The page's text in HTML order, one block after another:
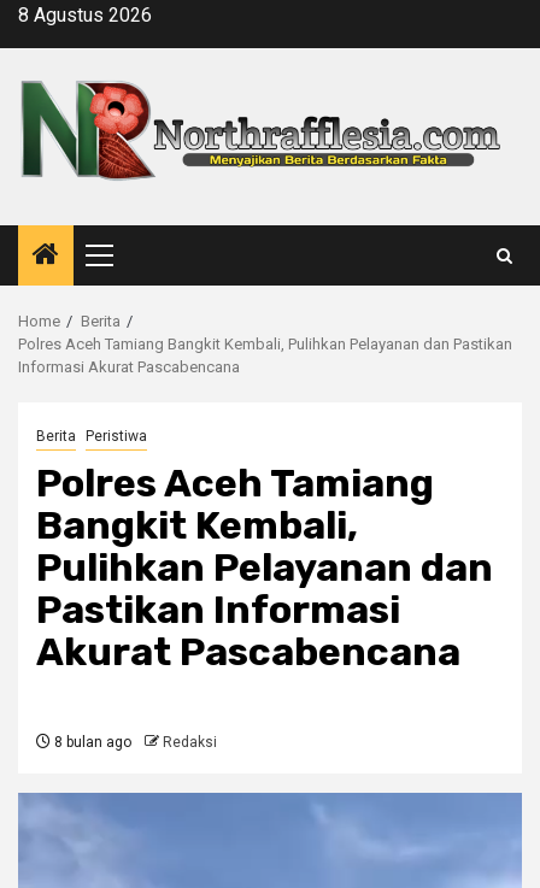
Skip8 Agustus 2026
Primary
Menu
Home
Berita
Polres Aceh Tamiang Bangkit Kembali, Pulihkan Pelayanan dan Pastikan
Informasi Akurat Pascabencana
Berita Peristiwa
Polres Aceh Tamiang
Bangkit Kembali,
Pulihkan Pelayanan dan
Pastikan Informasi
Akurat Pascabencana
8 bulan ago Redaksi